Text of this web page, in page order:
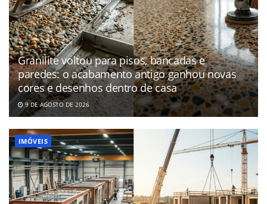
Granilite voltou para pisos, bancadas e
paredes: o acabamento antigo ganhou novas
cores e desenhos dentro de casa
9 DE AGOSTO DE 2026
IMÓVEIS